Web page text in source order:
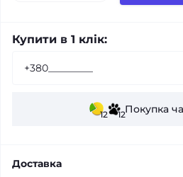
Купити в 1 клік:
12 12Покупка
Доставка